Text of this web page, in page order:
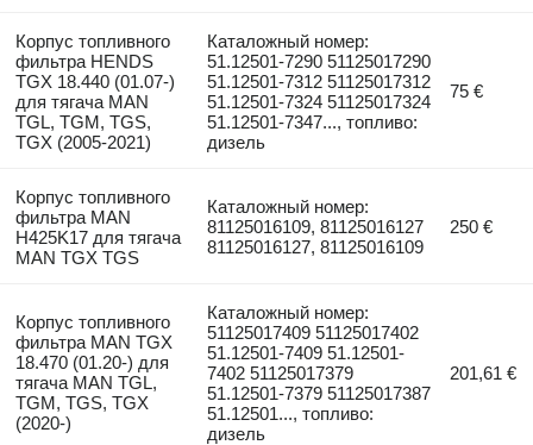
Корпус топливного
фильтра HENDS
TGX 18.440 (01.07-)
для тягача MAN
TGL, TGM, TGS,
TGX (2005-2021)
Каталожный номер:
51.12501-7290 51125017290
51.12501-7312 51125017312
51.12501-7324 51125017324
51.12501-7347..., топливо:
дизель
75 €
Корпус топливного
фильтра MAN
H425K17 для тягача
MAN TGX TGS
Каталожный номер:
81125016109, 81125016127
81125016127, 81125016109
250 €
Корпус топливного
фильтра MAN TGX
18.470 (01.20-) для
тягача MAN TGL,
TGM, TGS, TGX
(2020-)
Каталожный номер:
51125017409 51125017402
51.12501-7409 51.12501-
7402 51125017379
51.12501-7379 51125017387
51.12501..., топливо:
дизель
201,61 €